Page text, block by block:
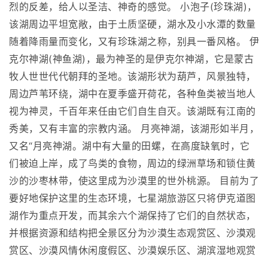
烈的反差，给人以圣洁、神奇的感觉。 小泡子(珍珠湖)，
该湖周边平坦宽敞，由于土质坚硬，湖水及小水潭的数量
随着降雨量而变化，又有珍珠湖之称，别具一番风格。 伊
克尔神湖(神鱼湖)，最为神圣的是伊克尔神湖，它是蒙古
牧人世世代代朝拜的圣地。该湖形状为葫芦，风景独特，
周边芦苇环绕，湖中在夏季盛开荷花，各种鱼类被当地人
视为神灵，千百年来任由它们自生自灭。该湖既有江南的
秀美，又有丰富的宗教内涵。 月亮神湖，该湖形如半月，
又名“月亮神湖。湖中有大量的田螺，在高度缺氧时，它
们被迫上岸，成了鸟类的食物，周边的绿洲草场和锁住黄
沙的沙枣林带，使这里成为沙漠里的世外桃源。 目前为了
要好地保护这里的生态环境，七星湖旅游区只将伊克道图
湖作为重点开发，而其余六个湖保持了它们的自然状态，
并根据资源和结构把全景区分为沙漠生态观赏区、沙漠观
赏区、沙漠风情休闲度假区、沙漠娱乐区、湖滨湿地观赏